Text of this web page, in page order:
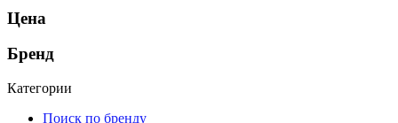
Цена
Бренд
Категории
Поиск по бренду